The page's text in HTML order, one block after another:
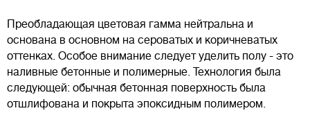
Преобладающая цветовая гамма нейтральна и
основана в основном на сероватых и коричневатых
оттенках. Особое внимание следует уделить полу - это
наливные бетонные и полимерные. Технология была
следующей: обычная бетонная поверхность была
отшлифована и покрыта эпоксидным полимером.